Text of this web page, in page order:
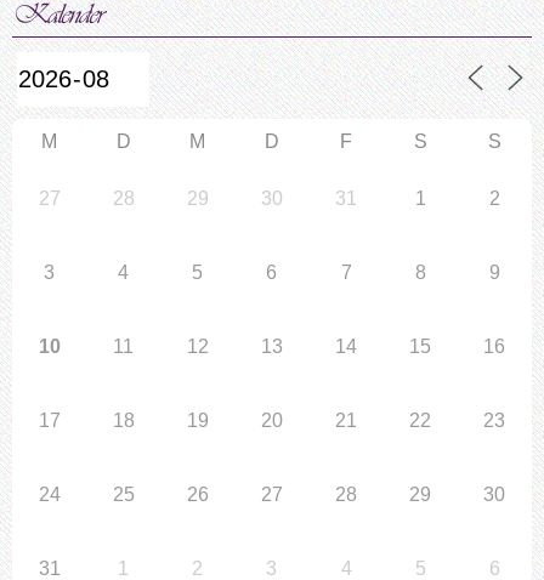
M D M D F S S
27 28 29 30 31 1 2
3 4 5 6 7 8 9
10 11 12 13 14 15 16
17 18 19 20 21 22 23
24 25 26 27 28 29 30
31 1 2 3 4 5 6